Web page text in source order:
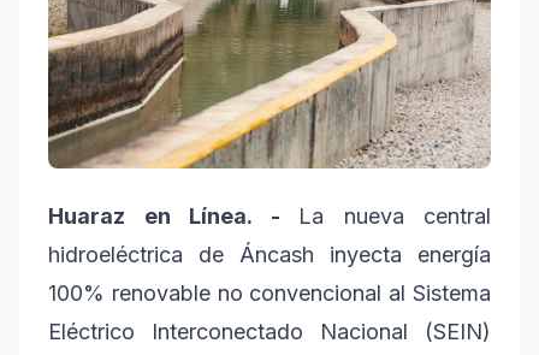
Huaraz en Línea. - La nueva central
hidroeléctrica de Áncash inyecta energía
100% renovable no convencional al Sistema
Eléctrico Interconectado Nacional (SEIN)